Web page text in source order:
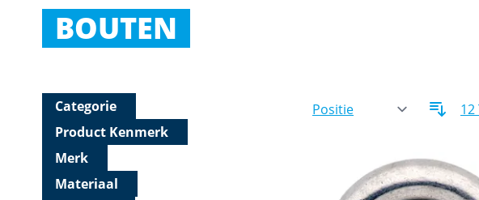
BOUTEN
Categorie
Product Kenmerk
Merk
Materiaal